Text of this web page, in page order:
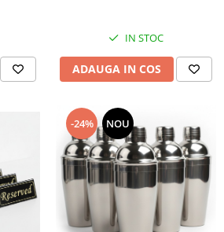
IN STOC
ADAUGA IN COS
-24% NOU